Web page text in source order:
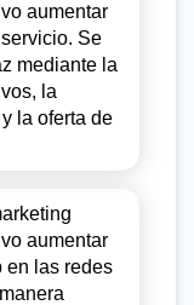
aumentar
Se
mediante la
la
la oferta de
aumentar
en las redes